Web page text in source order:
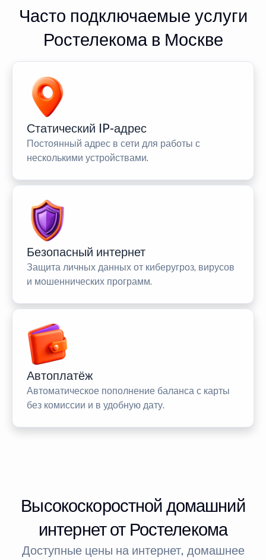
Часто подключаемые услуги
Ростелекома в Москве
Статический IP-адрес
Постоянный адрес в сети для работы с
несколькими устройствами.
Безопасный интернет
Защита личных данных от киберугроз, вирусов
и мошеннических программ.
Автоплатёж
Автоматическое пополнение баланса с карты
без комиссии и в удобную дату.
Высокоскоростной домашний
интернет от Ростелекома
Доступные цены на интернет, домашнее